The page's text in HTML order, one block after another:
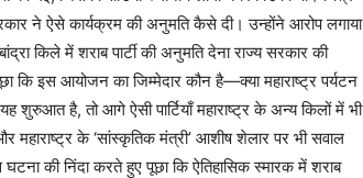
ने ऐसे कार्यक्रम की अनुमति कैसे दी। उन्होंने आरोप लगाया
किले में शराब पार्टी की अनुमति देना राज्य सरकार की
कि इस आयोजन का जिम्मेदार कौन है—क्या महाराष्ट्र पर्यटन
शुरुआत है, तो आगे ऐसी पार्टियाँ महाराष्ट्र के अन्य किलों में भी
महाराष्ट्र के ‘सांस्कृतिक मंत्री’ आशीष शेलार पर भी सवाल
की निंदा करते हुए पूछा कि ऐतिहासिक स्मारक में शराब